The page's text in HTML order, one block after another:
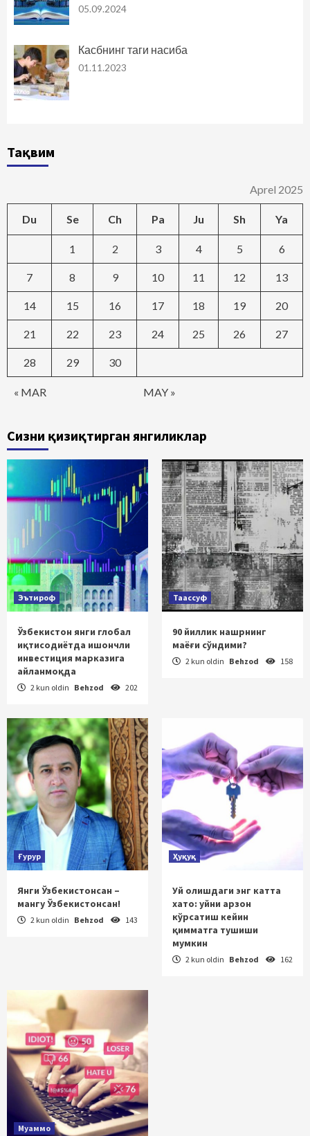
05.09.2024
Касбнинг таги насиба
01.11.2023
Тақвим
Aprel 2025
Du Se Ch Pa Ju Sh Ya
« MAR MAY »
1 2 3 4 5 6
7 8 9 10 11 12 13
14 15 16 17 18 19 20
21 22 23 24 25 26 27
28 29 30
Сизни қизиқтирган янгиликлар
Эътироф
Ўзбекистон янги глобал
иқтисодиётда ишончли
инвестиция марказига
айланмоқда
2 kun oldin Behzod 202
Таассуф
90 йиллик нашрнинг
маёғи сўндими?
2 kun oldin Behzod 158
Ғурур
Янги Ўзбекистонсан –
мангу Ўзбекистонсан!
2 kun oldin Behzod 143
Ҳуқуқ
Уй олишдаги энг катта
хато: уйни арзон
кўрсатиш кейин
қимматга тушиши
мумкин
2 kun oldin Behzod 162
Муаммо